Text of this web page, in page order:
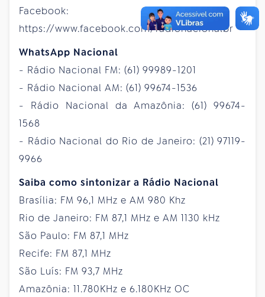
Facebook:
https://www.facebook.com/radionacionalbr
WhatsApp Nacional
- Rádio Nacional FM: (61) 99989-1201
- Rádio Nacional AM: (61) 99674-1536
- Rádio Nacional da Amazônia: (61) 99674-
1568
- Rádio Nacional do Rio de Janeiro: (21) 97119-
9966
Saiba como sintonizar a Rádio Nacional
Brasília: FM 96,1 MHz e AM 980 Khz
Rio de Janeiro: FM 87,1 MHz e AM 1130 kHz
São Paulo: FM 87,1 MHz
Recife: FM 87,1 MHz
São Luís: FM 93,7 MHz
Amazônia: 11.780KHz e 6.180KHz OC